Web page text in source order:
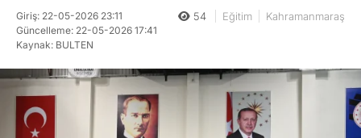
Giriş: 22-05-2026 23:11
Güncelleme: 22-05-2026 17:41
Kaynak: BULTEN
54 Eğitim Kahramanmaraş